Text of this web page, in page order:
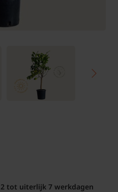
2 tot uiterlijk 7 werkdagen